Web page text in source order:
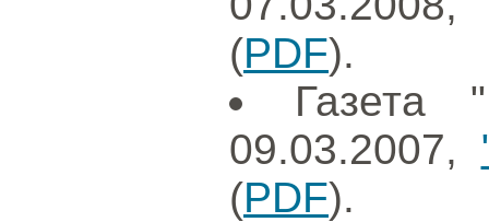
(PDF).
Газета
09.03.2007,
(PDF).